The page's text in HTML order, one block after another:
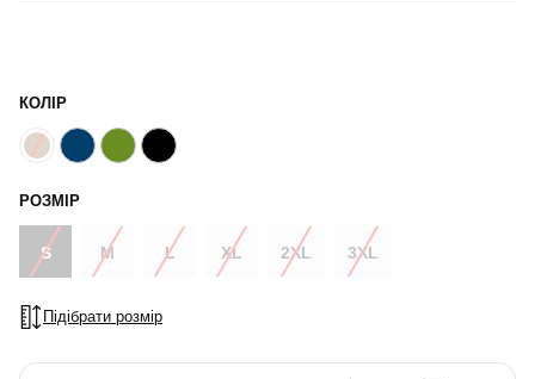
КОЛІР
РОЗМІР
S M L XL 2XL 3XL
Підібрати розмір